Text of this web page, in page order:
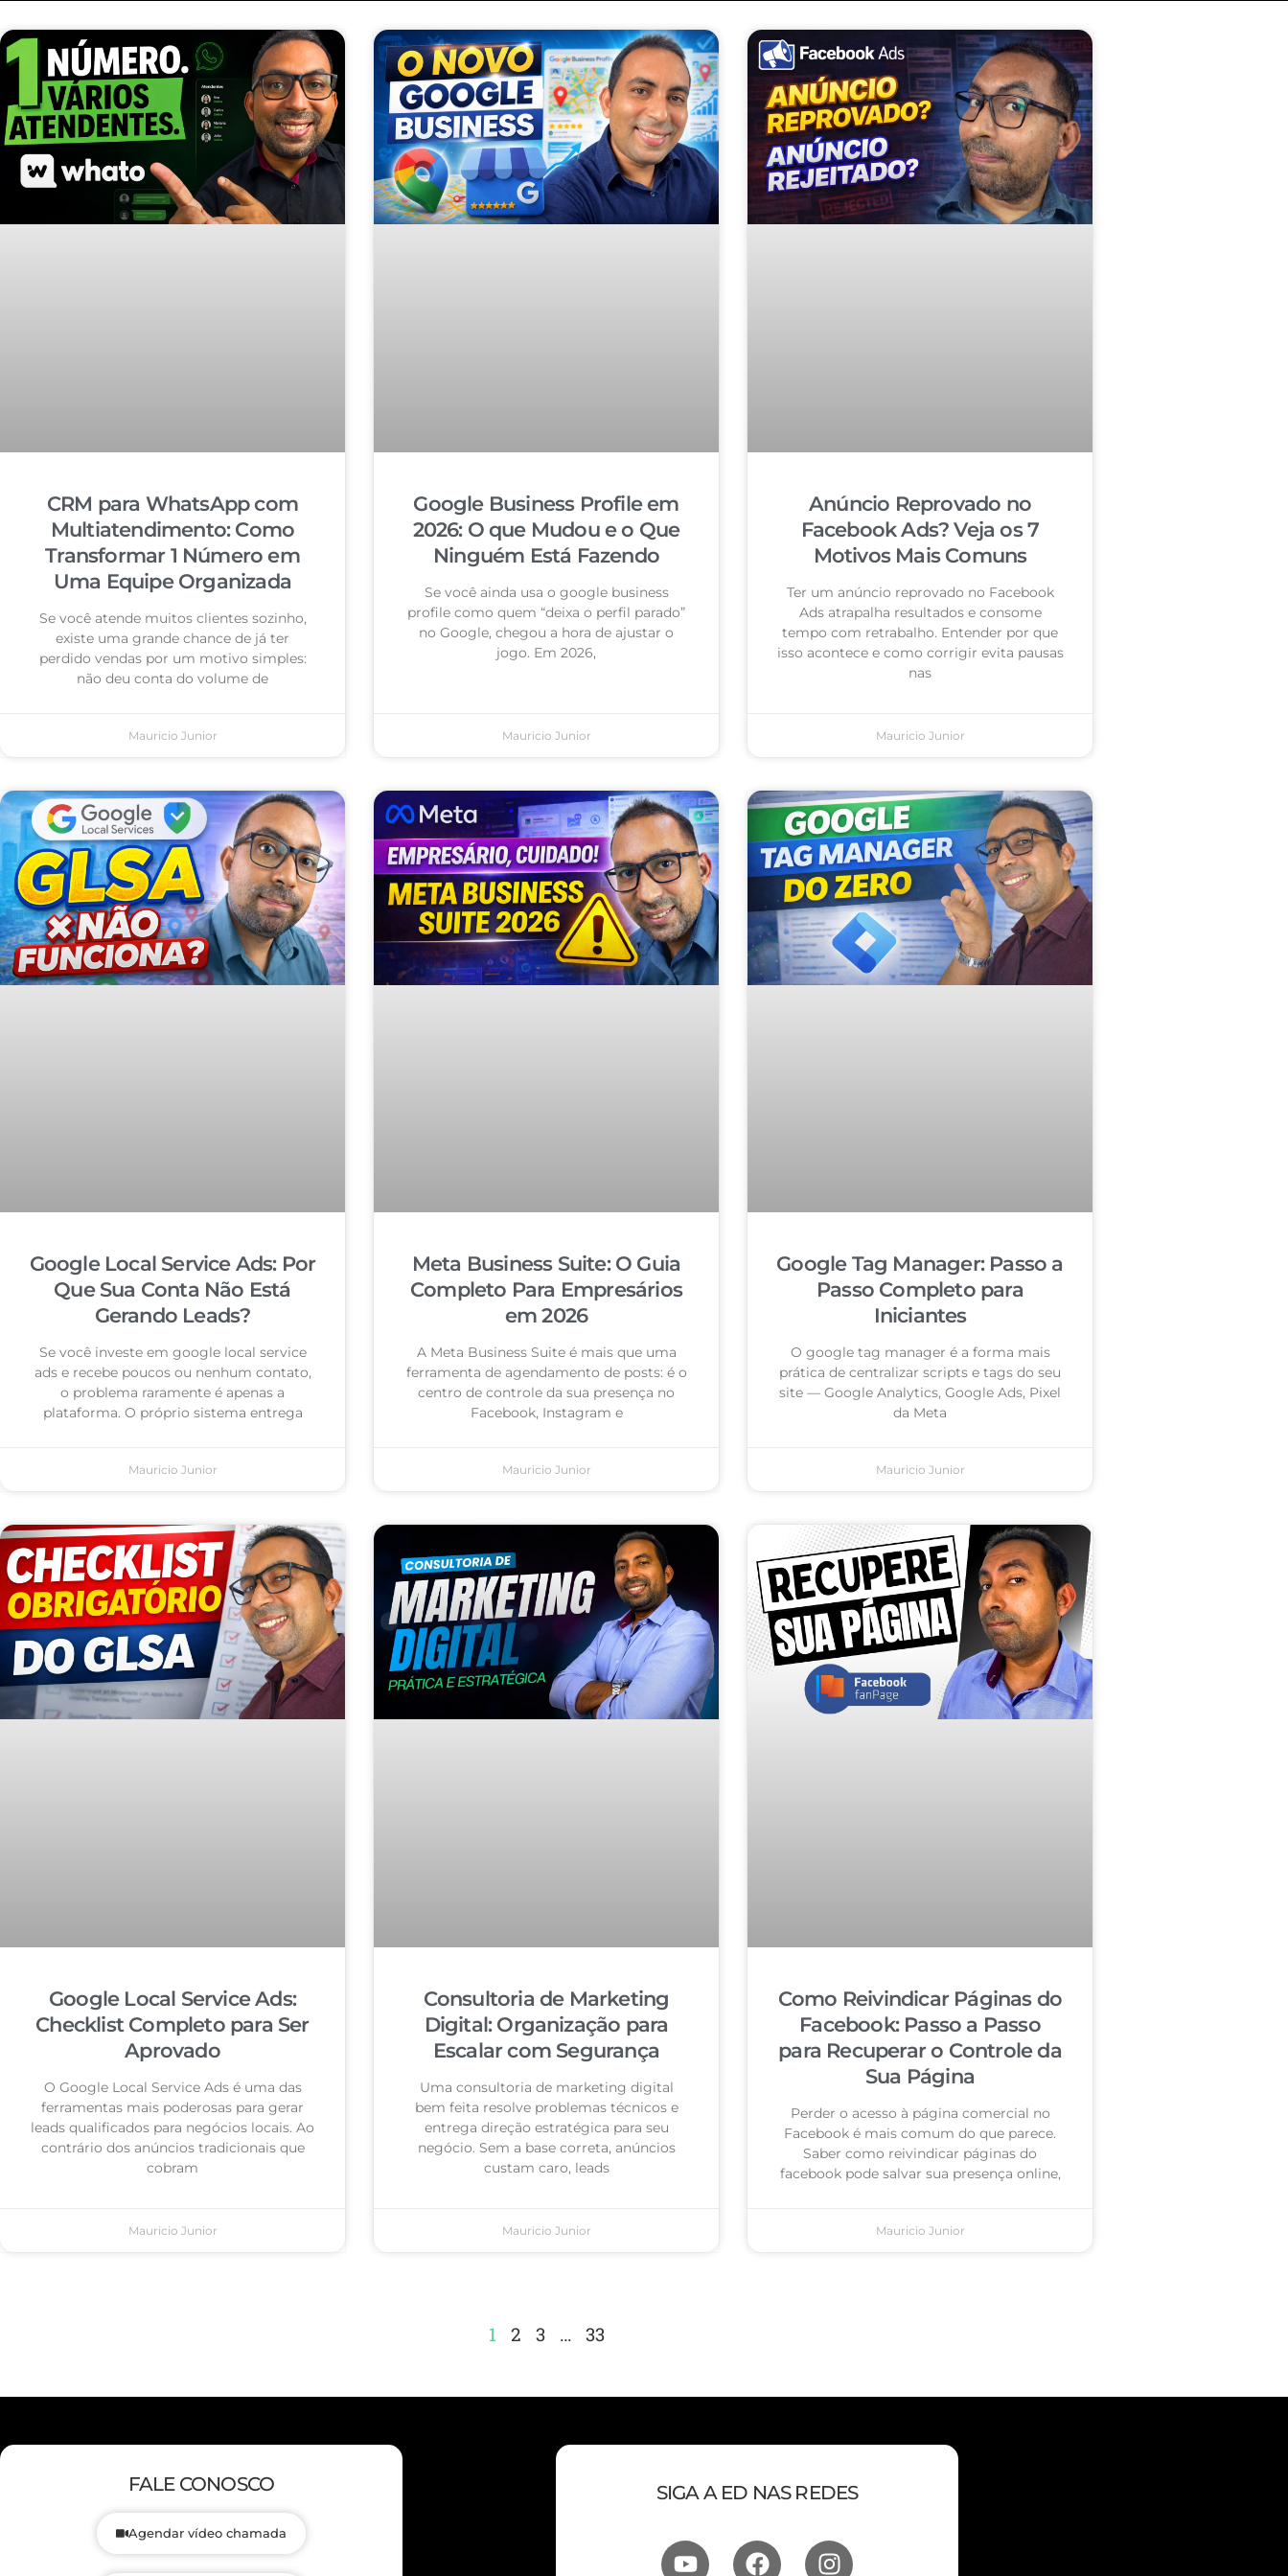
CRM para WhatsApp com
Multiatendimento: Como
Transformar 1 Número em
Uma Equipe Organizada
Se você atende muitos clientes sozinho,
existe uma grande chance de já ter
perdido vendas por um motivo simples:
não deu conta do volume de
Mauricio Junior
Google Business Profile em
2026: O que Mudou e o Que
Ninguém Está Fazendo
Se você ainda usa o google business
profile como quem “deixa o perfil parado”
no Google, chegou a hora de ajustar o
jogo. Em 2026,
Mauricio Junior
Anúncio Reprovado no
Facebook Ads? Veja os 7
Motivos Mais Comuns
Ter um anúncio reprovado no Facebook
Ads atrapalha resultados e consome
tempo com retrabalho. Entender por que
isso acontece e como corrigir evita pausas
nas
Mauricio Junior
Google Local Service Ads: Por
Que Sua Conta Não Está
Gerando Leads?
Se você investe em google local service
ads e recebe poucos ou nenhum contato,
o problema raramente é apenas a
plataforma. O próprio sistema entrega
Mauricio Junior
Meta Business Suite: O Guia
Completo Para Empresários
em 2026
A Meta Business Suite é mais que uma
ferramenta de agendamento de posts: é o
centro de controle da sua presença no
Facebook, Instagram e
Mauricio Junior
Google Tag Manager: Passo a
Passo Completo para
Iniciantes
O google tag manager é a forma mais
prática de centralizar scripts e tags do seu
site — Google Analytics, Google Ads, Pixel
da Meta
Mauricio Junior
Google Local Service Ads:
Checklist Completo para Ser
Aprovado
O Google Local Service Ads é uma das
ferramentas mais poderosas para gerar
leads qualificados para negócios locais. Ao
contrário dos anúncios tradicionais que
cobram
Mauricio Junior
Consultoria de Marketing
Digital: Organização para
Escalar com Segurança
Uma consultoria de marketing digital
bem feita resolve problemas técnicos e
entrega direção estratégica para seu
negócio. Sem a base correta, anúncios
custam caro, leads
Mauricio Junior
Como Reivindicar Páginas do
Facebook: Passo a Passo
para Recuperar o Controle da
Sua Página
Perder o acesso à página comercial no
Facebook é mais comum do que parece.
Saber como reivindicar páginas do
facebook pode salvar sua presença online,
Mauricio Junior
1 2 3 … 33
FALE CONOSCO
Agendar vídeo chamada
SIGA A ED NAS REDES